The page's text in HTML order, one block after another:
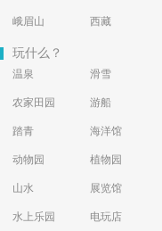
峨眉山 西藏
玩什么？
温泉 滑雪
农家田园 游船
踏青 海洋馆
动物园 植物园
山水 展览馆
水上乐园 电玩店